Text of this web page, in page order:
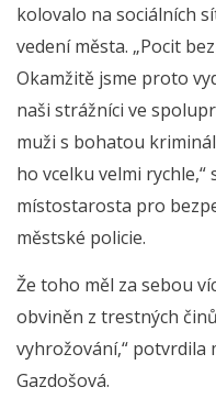
kolovalo na sociálních
vedení města. „Pocit
Okamžitě jsme proto
naši strážníci ve
muži s bohatou
ho vcelku velmi
místostarosta pro
městské policie.
Že toho měl za sebou
obviněn z trestných
vyhrožování,“ potvrdila
Gazdošová.